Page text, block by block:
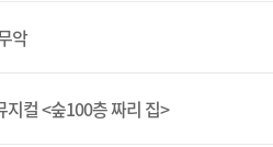
악
지컬 <숲100층 짜리 집>